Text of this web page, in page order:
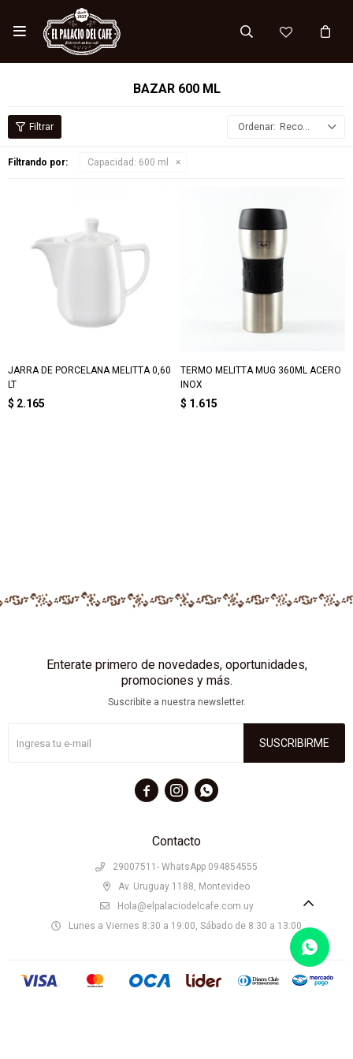

BAZAR 600 ML
Recomendados
Filtrando por: Capacidad: 600 ml
JARRA DE PORCELANA MELITTA 0,60
LT
$ 2.165
TERMO MELITTA MUG 360ML ACERO
INOX
$ 1.615
Contacto
29007511- WhatsApp 094854555
Av. Uruguay 1188, Montevideo
Hola@elpalaciodelcafe.com.uy
Lunes a Viernes 8:30 a 19:00, Sábado de 8:30 a 13:00
Enterate primero de novedades, oportunidades,
promociones y más.
Suscribite a nuestra newsletter.
SUSCRIBIRME
  